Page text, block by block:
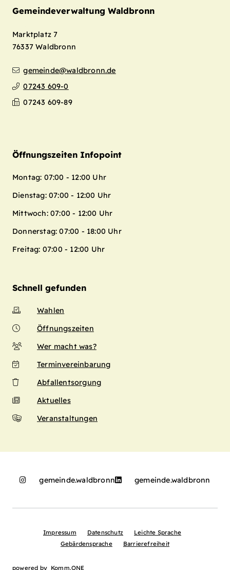
Gemeindeverwaltung Waldbronn
Marktplatz 7
76337 Waldbronn
gemeinde@waldbronn.de
07243 609-0
07243 609-89
Öffnungszeiten Infopoint
Montag: 07:00 - 12:00 Uhr
Dienstag: 07:00 - 12:00 Uhr
Mittwoch: 07:00 - 12:00 Uhr
Donnerstag: 07:00 - 18:00 Uhr
Freitag: 07:00 - 12:00 Uhr
Schnell gefunden
Wahlen
Öffnungszeiten
Wer macht was?
Terminvereinbarung
Abfallentsorgung
Aktuelles
Veranstaltungen
gemeinde.waldbronn gemeinde.waldbronn
Impressum Datenschutz
Leichte Sprache
Gebärdensprache
Barrierefreiheit
powered by Komm.ONE